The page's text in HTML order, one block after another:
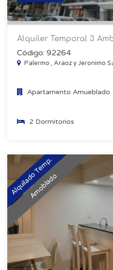
50 M² Totales
Alquiler Temporal 3
Código: 92264
Palermo , Araoz y Jeronimo
Apartamento Amueblado
2 Dormitorios
Alquilado Temp.
Amoblado